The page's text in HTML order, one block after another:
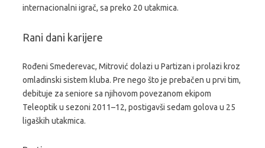
internacionalni igrač, sa preko 20 utakmica.
Rani dani karijere
Rođeni Smederevac, Mitrović dolazi u Partizan i prolazi kroz
omladinski sistem kluba. Pre nego što je prebačen u prvi tim,
debituje za seniore sa njihovom povezanom ekipom
Teleoptik u sezoni 2011–12, postigavši sedam golova u 25
ligaških utakmica.